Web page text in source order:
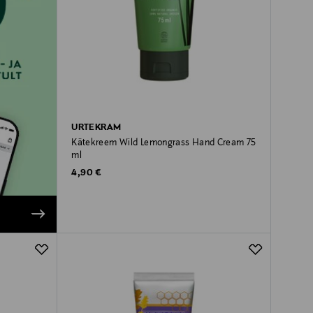
URTEKRAM
Kätekreem Wild Lemongrass Hand Cream 75
ml
Original Price
4,90 €